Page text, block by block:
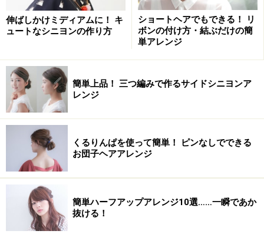
伸ばしかけミディアムに！ キ
ュートなシニヨンの作り方
ショートヘアでもできる！ リ
ボンの付け方・結ぶだけの簡
単アレンジ
簡単上品！ 三つ編みで作るサイドシニヨンア
レンジ
くるりんぱを使って簡単！ ピンなしでできる
お団子ヘアアレンジ
簡単ハーフアップアレンジ10選……一瞬であか
抜ける！